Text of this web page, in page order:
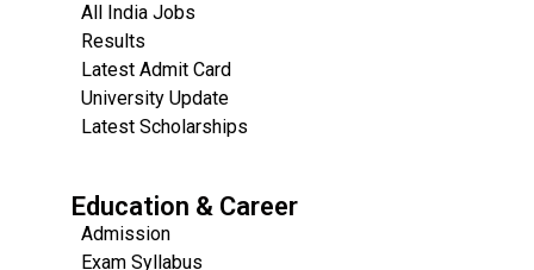
All India Jobs
Results
Latest Admit Card
University Update
Latest Scholarships
Education & Career
Admission
Exam Syllabus